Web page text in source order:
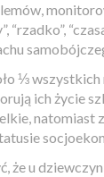
“rzadko”,
⅓
ich życie
natomiast
że u